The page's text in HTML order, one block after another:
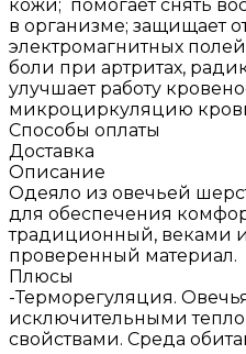
кожи; помогает снять
в организме; защищает
электромагнитных
боли при артритах,
улучшает работу
микроциркуляцию
Способы оплаты
Доставка
Описание
Одеяло из овечьей
для обеспечения
традиционный, веками
проверенный материал.
Плюсы
-Терморегуляция.
исключительными
свойствами. Среда